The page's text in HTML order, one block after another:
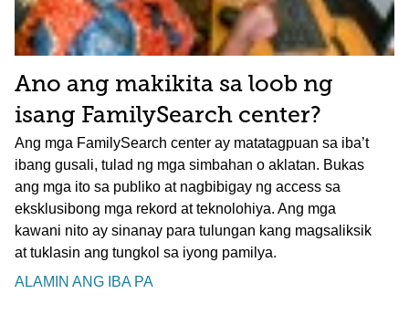
Ano ang makikita sa loob ng
isang FamilySearch center?
Ang mga FamilySearch center ay matatagpuan sa iba’t
ibang gusali, tulad ng mga simbahan o aklatan. Bukas
ang mga ito sa publiko at nagbibigay ng access sa
eksklusibong mga rekord at teknolohiya. Ang mga
kawani nito ay sinanay para tulungan kang magsaliksik
at tuklasin ang tungkol sa iyong pamilya.
ALAMIN ANG IBA PA